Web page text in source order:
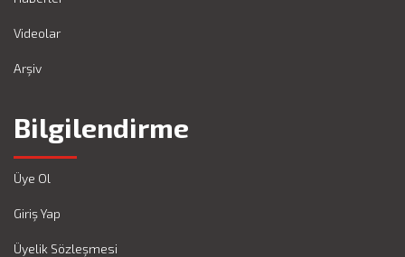
Videolar
Arşiv
Bilgilendirme
Üye Ol
Giriş Yap
Üyelik Sözleşmesi